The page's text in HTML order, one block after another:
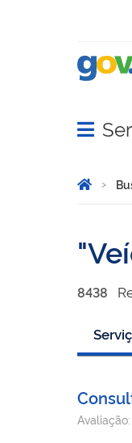
Abrir
Você
8438
Avaliação: